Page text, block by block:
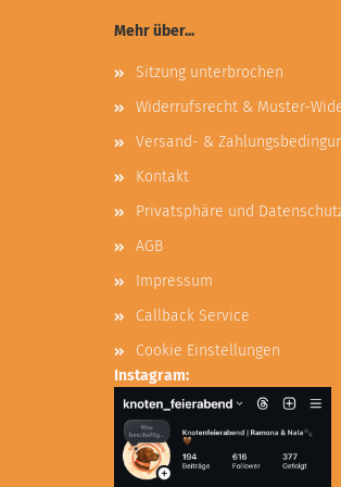
Mehr über...
Sitzung unterbrochen
Widerrufsrecht & Muster-
Versand- &
Kontakt
Privatsphäre und
AGB
Impressum
Callback Service
Cookie Einstellungen
Instagram: